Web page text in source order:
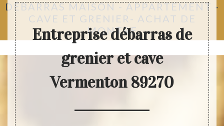
DÉBARRAS MAISON - APPARTEMENT -
CAVE ET GRENIER- ACHAT DE
MONTRE
Entreprise débarras de
grenier et cave
Vermenton 89270